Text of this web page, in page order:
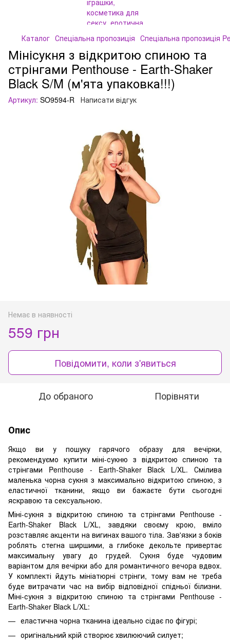
Каталог Спеціальна пропозиція Спеціальна пропозиція
Мінісукня з відкритою спиною та
стрінгами Penthouse - Earth-Shaker
Black S/M (м'ята упаковка!!!)
Артикул: SO9594-R Написати відгук
Немає в наявності
559 грн
Повідомити, коли з'явиться
До обраного Порівняти
Опис
Якщо ви у пошуку гарячого образу для вечірки,
рекомендуємо купити міні-сукню з відкритою спиною та
стрінгами Penthouse - Earth-Shaker Black L/XL. Смілива
маленька чорна сукня з максимально відкритою спиною, з
еластичної тканини, якщо ви бажаєте бути сьогодні
яскравою та сексуальною.
Міні-сукня з відкритою спиною та стрінгами Penthouse -
Earth-Shaker Black L/XL, завдяки своєму крою, вміло
розставляє акценти на вигинах вашого тіла. Зав'язки з боків
роблять стегна ширшими, а глибоке декольте привертає
максимальну увагу до грудей. Сукня буде чудовим
варіантом для вечірки або для романтичного вечора вдвох.
У комплекті йдуть мініатюрні стрінги, тому вам не треба
буде витрачати час на вибір відповідної спідньої білизни.
Міні-сукня з відкритою спиною та стрінгами Penthouse -
Earth-Shaker Black L/XL:
еластична чорна тканина ідеально сідає по фігурі;
оригінальний крій створює хвилюючий силует;